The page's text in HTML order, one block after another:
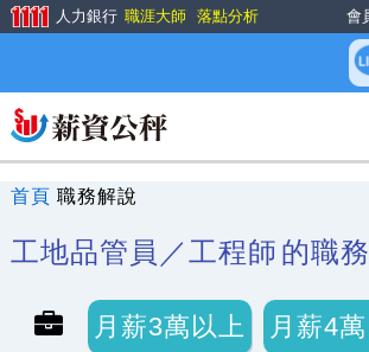
會
人力銀行 職涯大師 落點分析
首頁 職務解說
工地品管員／工程師 的職
月薪3萬以上 月薪4